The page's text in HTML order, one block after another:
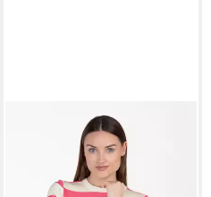
KEY LARGOSweater WSW
NEWPORT round (1er)
UVP 59,99 €